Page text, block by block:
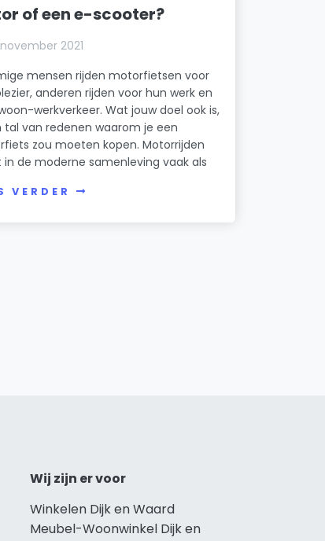
of een e-scooter?
november 2021
mensen rijden motorfietsen voor
anderen rijden voor hun werk en
werkverkeer. Wat jouw doel ook is,
tal van redenen waarom je een
zou moeten kopen. Motorrijden
in de moderne samenleving vaak als
VERDER
Wij zijn er voor
Winkelen Dijk en Waard
Meubel-Woonwinkel Dijk en